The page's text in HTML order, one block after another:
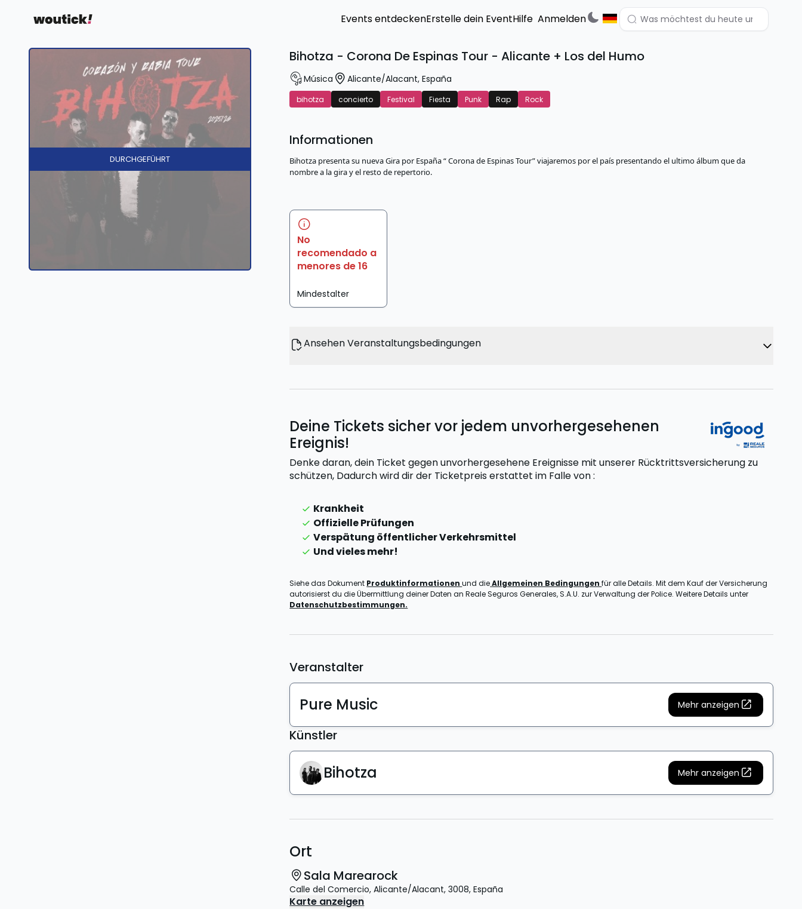
Events entdeckenErstelle dein EventHilfe Anmelden
DURCHGEFÜHRT
Bihotza - Corona De Espinas Tour - Alicante + Los del Humo
Música Alicante/Alacant, España
bihotza concierto Festival Fiesta Punk Rap Rock
Informationen
Bihotza presenta su nueva Gira por España “ Corona de Espinas Tour” viajaremos por el país presentando el ultimo álbum que da
nombre a la gira y el resto de repertorio.
No
recomendado a
menores de 16
Mindestalter
Ansehen Veranstaltungsbedingungen
Deine Tickets sicher vor jedem unvorhergesehenen
Ereignis!
Denke daran, dein Ticket gegen unvorhergesehene Ereignisse mit unserer Rücktrittsversicherung zu
schützen, Dadurch wird dir der Ticketpreis erstattetim Falle von:
Krankheit
Offizielle Prüfungen
Verspätung öffentlicher Verkehrsmittel
Und vieles mehr!
Siehe das Dokument Produktinformationenund dieAllgemeinen Bedingungenfür alle Details. Mit dem Kauf der Versicherung
autorisierst du die Übermittlung deiner Daten an Reale Seguros Generales, S.A.U. zur Verwaltung der Police. Weitere Details unter
Datenschutzbestimmungen.
Veranstalter
Pure Music Mehr anzeigen
Künstler
Bihotza Mehr anzeigen
Ort
Sala Marearock
Calle del Comercio, Alicante/Alacant, 3008, España
Karte anzeigen